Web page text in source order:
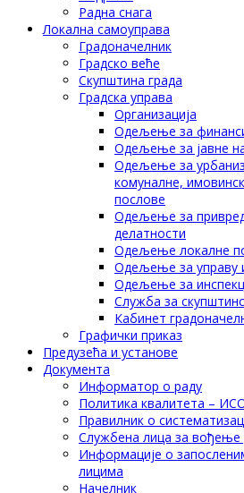
Радна снага
Локална самоуправа
Градоначелник
Градско веће
Скупштина града
Градска управа
Организација
Одељење за
Одељење за јавне
Одељење за
комуналне,
послове
Одељење за
делатности
Одељење локалне
Одељење за управу
Одељење за
Служба за
Кабинет
Графички приказ
Предузећа и установе
Документа
Информатор о раду
Политика квалитета –
Правилник о
Службена лица за вођење
Информације о
лицима
Начелник